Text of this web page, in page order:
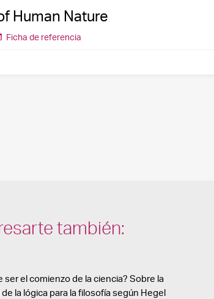
Human Nature
Ficha de referencia
también:
ser el comienzo de la ciencia? Sobre la
la lógica para la filosofía según Hegel